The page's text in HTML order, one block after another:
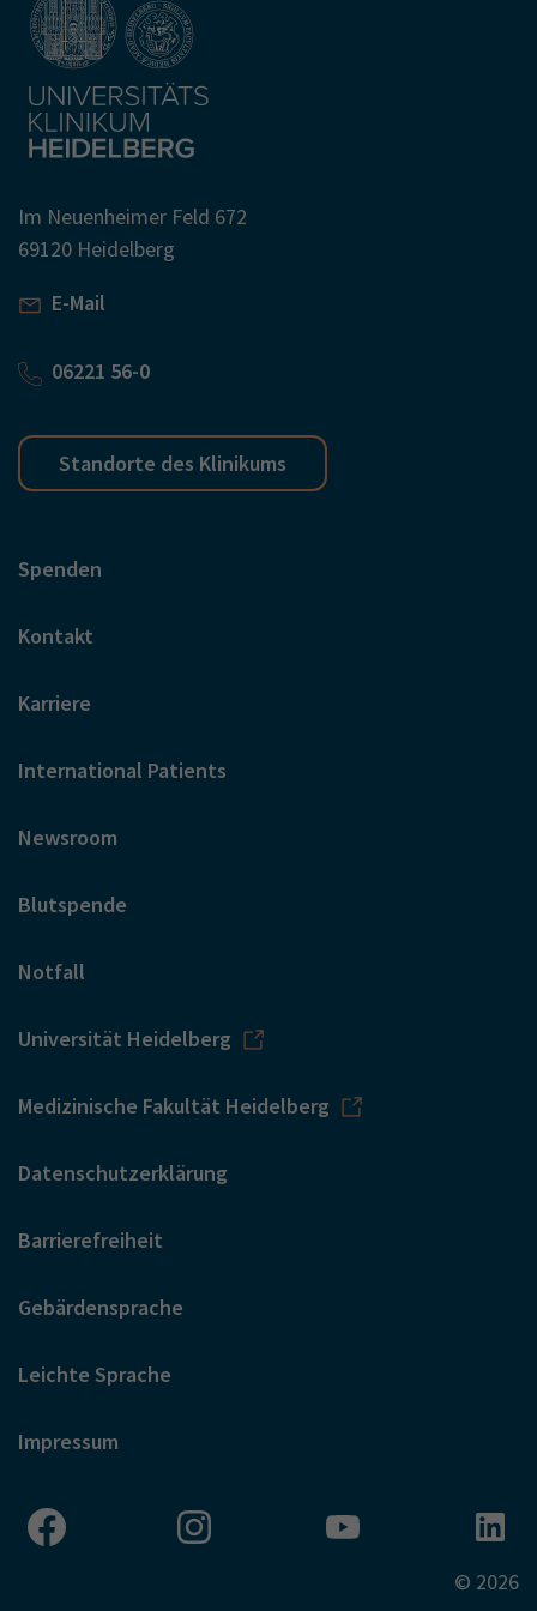
Im Neuenheimer Feld 672
69120 Heidelberg
E-Mail
06221 56-0
Standorte des Klinikums
Spenden
Kontakt
Karriere
International Patients
Newsroom
Blutspende
Notfall
Universität Heidelberg
Medizinische Fakultät Heidelberg
Datenschutzerklärung
Barrierefreiheit
Gebärdensprache
Leichte Sprache
Impressum
© 2026